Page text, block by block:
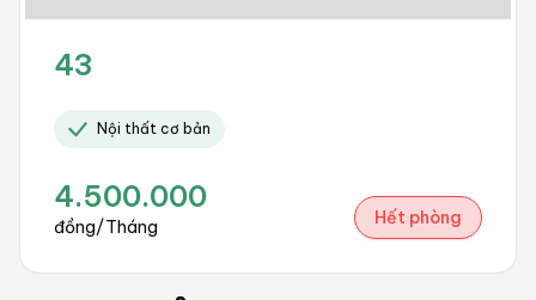
43
Nội thất cơ bản
4.500.000
đồng/Tháng Hết phòng